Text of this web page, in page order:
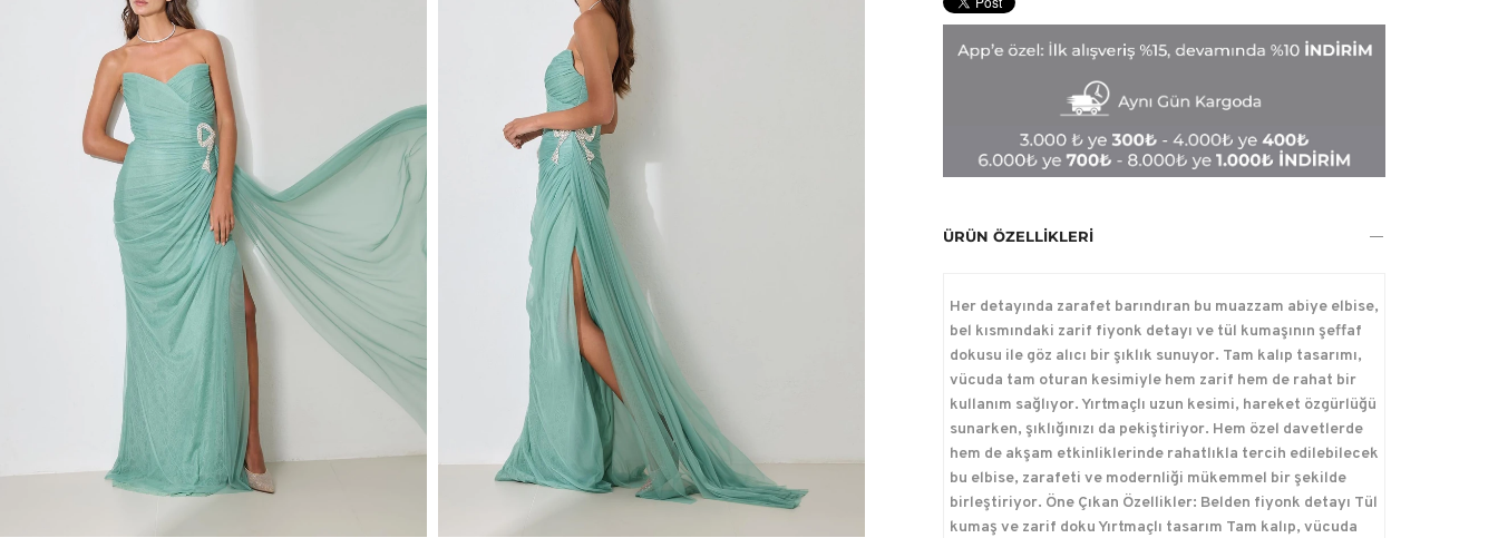
ÜRÜN ÖZELLIKLERI
Her detayında zarafet barındıran bu muazzam abiye elbise,
bel kısmındaki zarif fiyonk detayı ve tül kumaşının şeffaf
dokusu ile göz alıcı bir şıklık sunuyor. Tam kalıp tasarımı,
vücuda tam oturan kesimiyle hem zarif hem de rahat bir
kullanım sağlıyor. Yırtmaçlı uzun kesimi, hareket özgürlüğü
sunarken, şıklığınızı da pekiştiriyor. Hem özel davetlerde
hem de akşam etkinliklerinde rahatlıkla tercih edilebilecek
bu elbise, zarafeti ve modernliği mükemmel bir şekilde
birleştiriyor. Öne Çıkan Özellikler: Belden fiyonk detayı Tül
kumaş ve zarif doku Yırtmaçlı tasarım Tam kalıp, vücuda